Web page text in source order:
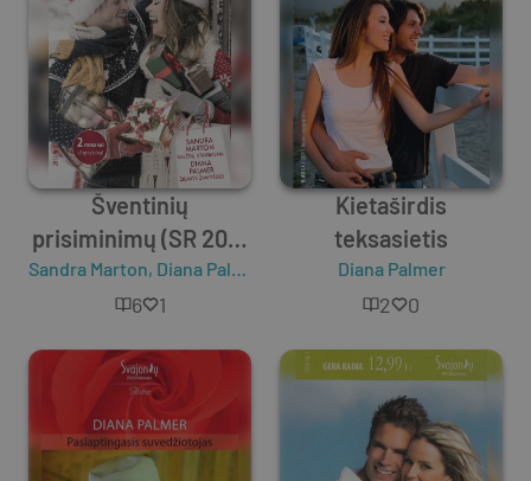
Šventinių
prisiminimų (SR 2017
11-2018 02)
Sandra Marton, Diana Palmer
6 1
Kietaširdis
teksasietis
Diana Palmer
2 0